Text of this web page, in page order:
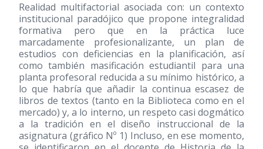
Realidad multifactorial asociada con: un contexto
institucional paradójico que propone integralidad
formativa pero que en la práctica luce
marcadamente profesionalizante, un plan de
estudios con deficiencias en la planificación, así
como también masificación estudiantil para una
planta profesoral reducida a su mínimo histórico, a
lo que habría que añadir la continua escasez de
libros de textos (tanto en la Biblioteca como en el
mercado) y, a lo interno, un respeto casi dogmático
a la tradición en el diseño instruccional de la
asignatura (gráfico Nº 1) Incluso, en ese momento,